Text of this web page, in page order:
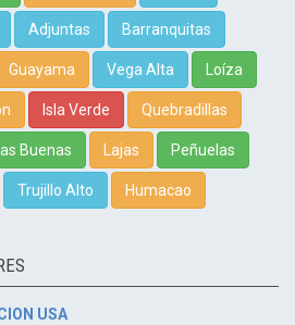
Adjuntas Barranquitas
Guayama Vega Alta Loíza
Isla Verde Quebradillas
Buenas Lajas Peñuelas
Trujillo Alto Humacao
USA